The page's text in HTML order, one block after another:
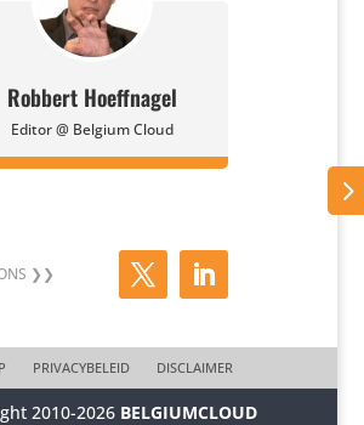
Robbert Hoeffnagel
Editor @ Belgium Cloud
PRIVACYBELEID DISCLAIMER
2010-2026 BELGIUMCLOUD